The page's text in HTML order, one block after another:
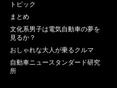
トピック
まとめ
文化系男子は電気自動車の夢を
見るか？
おしゃれな大人が乗るクルマ
自動車ニュースタンダード研究
所